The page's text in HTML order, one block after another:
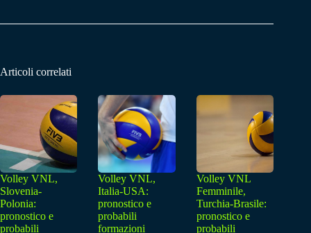
Articoli correlati
Volley VNL,
Slovenia-
Polonia:
pronostico e
probabili
Volley VNL,
Italia-USA:
pronostico e
probabili
formazioni
Volley VNL
Femminile,
Turchia-Brasile:
pronostico e
probabili